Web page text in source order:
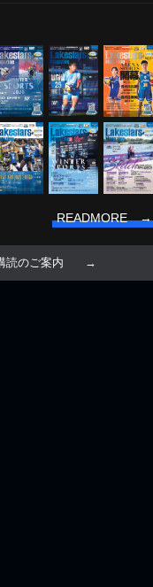
READMORE →
読のご案内